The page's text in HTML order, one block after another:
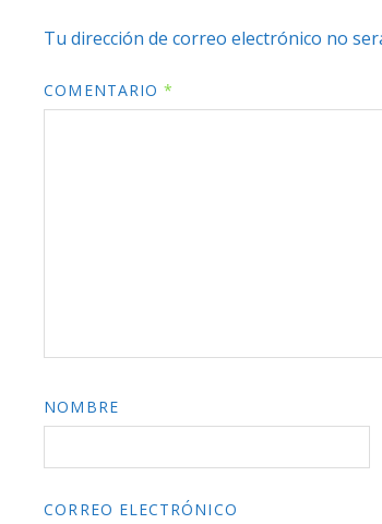
Tu dirección de correo electrónico no
COMENTARIO*
NOMBRE
CORREO ELECTRÓNICO